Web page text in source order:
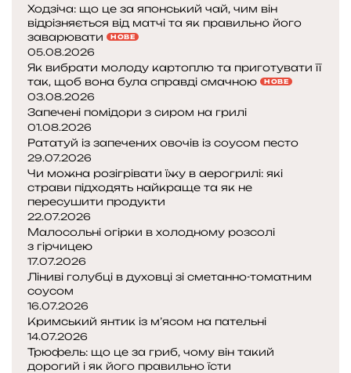
Ходзіча: що це за японський чай, чим він
відрізняється від матчі та як правильно його
заварювати
НОВЕ
05.08.2026
Як вибрати молоду картоплю та приготувати її
так, щоб вона була справді смачною
НОВЕ
03.08.2026
Запечені помідори з сиром на грилі
01.08.2026
Рататуй із запечених овочів із соусом песто
29.07.2026
Чи можна розігрівати їжу в аерогрилі: які
страви підходять найкраще та як не
пересушити продукти
22.07.2026
Малосольні огірки в холодному розсолі
з гірчицею
17.07.2026
Ліниві голубці в духовці зі сметанно-томатним
соусом
16.07.2026
Кримський янтик із м’ясом на пательні
14.07.2026
Трюфель: що це за гриб, чому він такий
дорогий і як його правильно їсти